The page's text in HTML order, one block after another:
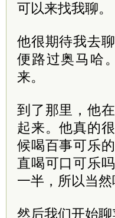
可以来找我聊。
他很期待我去
便路过奥马哈
来。
到了那里，他
起来。他真的
候喝百事可乐
直喝可口可乐
一半，所以当然
然后我们开始